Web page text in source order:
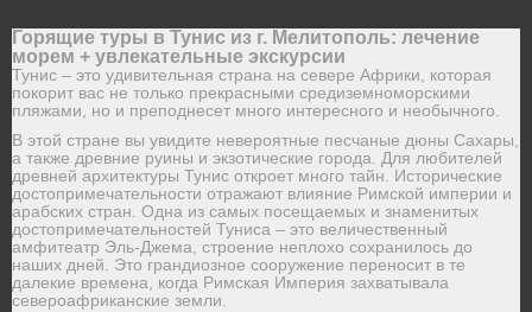
Горящие туры в Тунис из г. Мелитополь: лечение
морем + увлекательные экскурсии
Тунис – это удивительная страна на севере Африки, которая
покорит вас не только прекрасными средиземноморскими
пляжами, но и преподнесет много интересного и необычного.
В этой стране вы увидите невероятные песчаные дюны Сахары,
а также древние руины и экзотические города. Для любителей
древней архитектуры Тунис откроет много тайн. Исторические
достопримечательности отражают влияние Римской империи и
арабских стран. Одна из самых посещаемых и знаменитых
достопримечательностей Туниса – это величественный
амфитеатр Эль-Джема, строение неплохо сохранилось до
наших дней. Это грандиозное сооружение переносит в те
далекие времена, когда Римская Империя захватывала
североафриканские земли.